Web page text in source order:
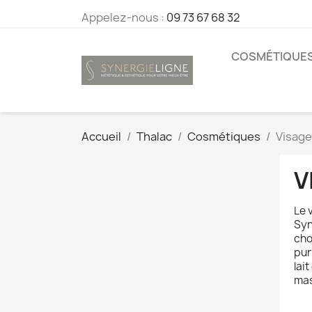
Appelez-nous : 09 73 67 68 32
Accueil Thalac Cosmétiques Visage
Le
lait